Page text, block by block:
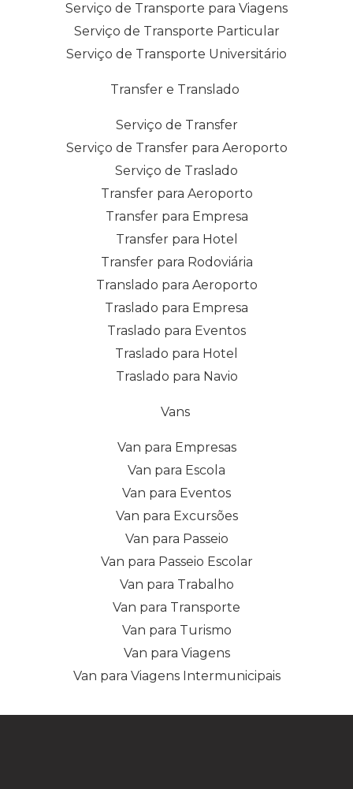
Serviço de Transporte para Viagens
Serviço de Transporte Particular
Serviço de Transporte Universitário
Transfer e Translado
Serviço de Transfer
Serviço de Transfer para Aeroporto
Serviço de Traslado
Transfer para Aeroporto
Transfer para Empresa
Transfer para Hotel
Transfer para Rodoviária
Translado para Aeroporto
Traslado para Empresa
Traslado para Eventos
Traslado para Hotel
Traslado para Navio
Vans
Van para Empresas
Van para Escola
Van para Eventos
Van para Excursões
Van para Passeio
Van para Passeio Escolar
Van para Trabalho
Van para Transporte
Van para Turismo
Van para Viagens
Van para Viagens Intermunicipais